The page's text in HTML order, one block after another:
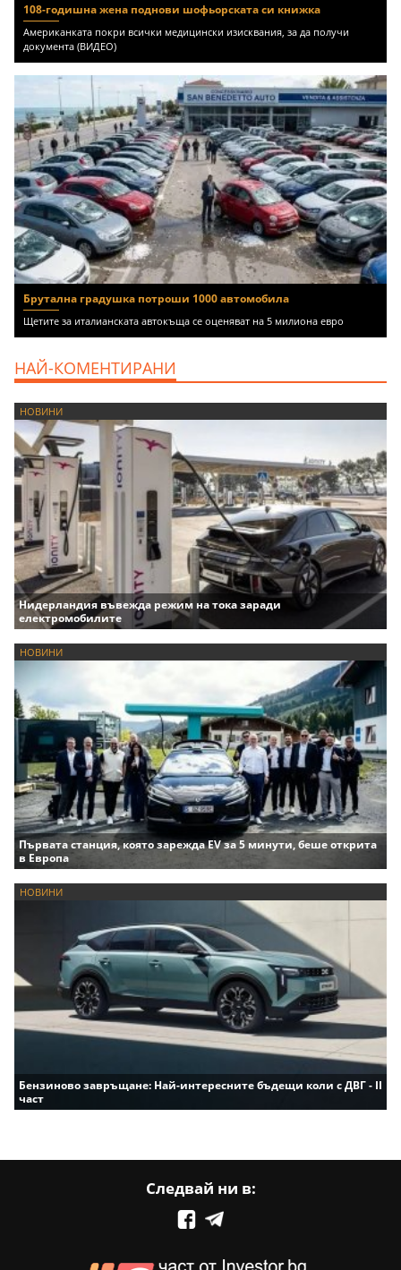
108-годишна жена поднови шофьорската си книжка
Американката покри всички медицински изисквания, за да получи
документа (ВИДЕО)
Брутална градушка потроши 1000 автомобила
Щетите за италианската автокъща се оценяват на 5 милиона евро
НАЙ-КОМЕНТИРАНИ
НОВИНИ
Нидерландия въвежда режим на тока заради
електромобилите
НОВИНИ
Първата станция, която зарежда EV за 5 минути, беше открита
в Европа
НОВИНИ
Бензиново завръщане: Най-интересните бъдещи коли с ДВГ - II
част
Следвай ни в: